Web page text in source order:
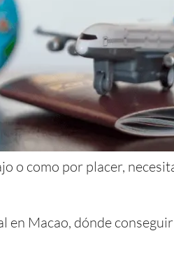
o como por placer,
en Macao, dónde